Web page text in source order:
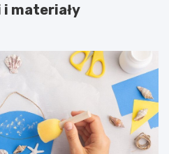
i materiały